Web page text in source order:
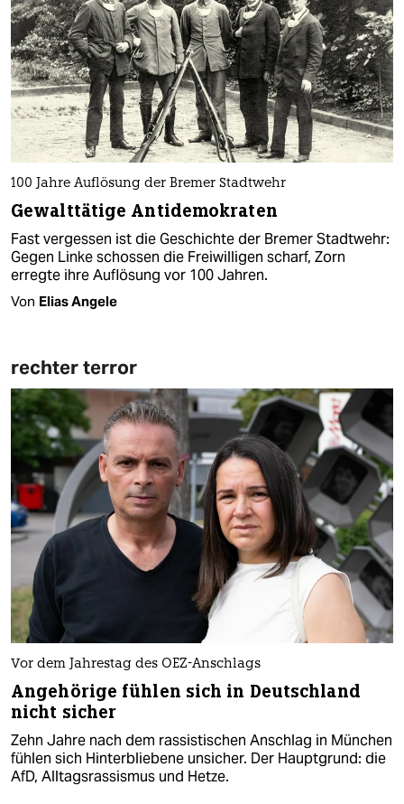
100 Jahre Auflösung der Bremer Stadtwehr
Gewalttätige Antidemokraten
Fast vergessen ist die Geschichte der Bremer Stadtwehr:
Gegen Linke schossen die Freiwilligen scharf, Zorn
erregte ihre Auflösung vor 100 Jahren.
Von Elias Angele
rechter terror
Vor dem Jahrestag des OEZ-Anschlags
Angehörige fühlen sich in Deutschland
nicht sicher
Zehn Jahre nach dem rassistischen Anschlag in München
fühlen sich Hinterbliebene unsicher. Der Hauptgrund: die
AfD, Alltagsrassismus und Hetze.